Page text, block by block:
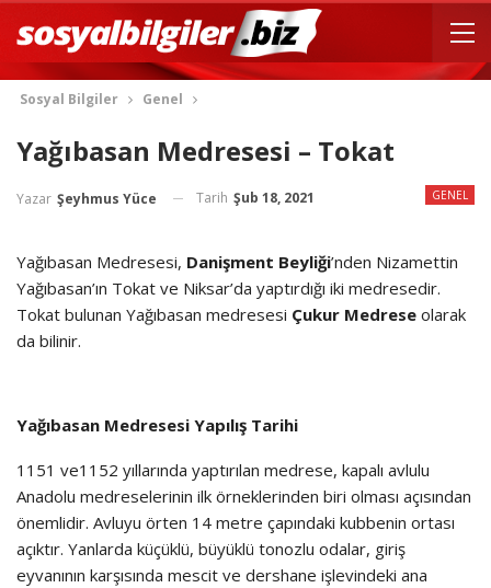
Sosyal Bilgiler Genel
Yağıbasan Medresesi – Tokat
GENEL
Yazar Şeyhmus Yüce Tarih Şub 18, 2021
Yağıbasan Medresesi, Danişment Beyliği’nden Nizamettin
Yağıbasan’ın Tokat ve Niksar’da yaptırdığı iki medresedir.
Tokat bulunan Yağıbasan medresesi Çukur Medrese olarak
da bilinir.
Yağıbasan Medresesi Yapılış Tarihi
1151 ve1152 yıllarında yaptırılan medrese, kapalı avlulu
Anadolu medreselerinin ilk örneklerinden biri olması açısından
önemlidir. Avluyu örten 14 metre çapındaki kubbenin ortası
açıktır. Yanlarda küçüklü, büyüklü tonozlu odalar, giriş
eyvanının karşısında mescit ve dershane işlevindeki ana